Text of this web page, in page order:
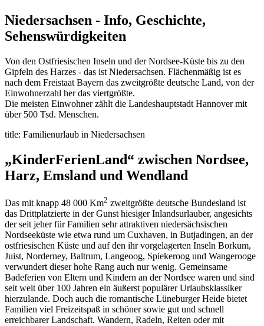
Niedersachsen - Info, Geschichte,
Sehenswürdigkeiten
Von den Ostfriesischen Inseln und der Nordsee-Küste bis zu den
Gipfeln des Harzes - das ist Niedersachsen. Flächenmäßig ist es
nach dem Freistaat Bayern das zweitgrößte deutsche Land, von der
Einwohnerzahl her das viertgrößte.
Die meisten Einwohner zählt die Landeshauptstadt Hannover mit
über 500 Tsd. Menschen.
title: Familienurlaub in Niedersachsen
„KinderFerienLand“ zwischen Nordsee,
Harz, Emsland und Wendland
Das mit knapp 48 000 Km2 zweitgrößte deutsche Bundesland ist
das Drittplatzierte in der Gunst hiesiger Inlandsurlauber, angesichts
der seit jeher für Familien sehr attraktiven niedersächsischen
Nordseeküste wie etwa rund um Cuxhaven, in Butjadingen, an der
ostfriesischen Küste und auf den ihr vorgelagerten Inseln Borkum,
Juist, Norderney, Baltrum, Langeoog, Spiekeroog und Wangerooge
verwundert dieser hohe Rang auch nur wenig. Gemeinsame
Badeferien von Eltern und Kindern an der Nordsee waren und sind
seit weit über 100 Jahren ein äußerst populärer Urlaubsklassiker
hierzulande. Doch auch die romantische Lüneburger Heide bietet
Familien viel Freizeitspaß in schöner sowie gut und schnell
erreichbarer Landschaft. Wandern, Radeln, Reiten oder mit